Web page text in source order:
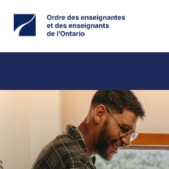
contenu